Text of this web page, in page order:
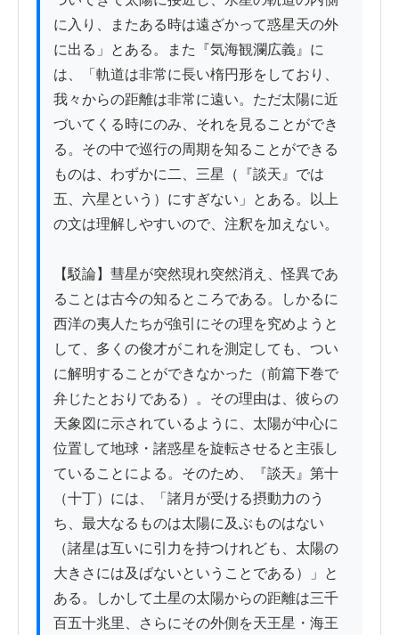
に入り、またある時は遠ざかって惑星天の外
に出る」とある。また『気海観瀾広義』に
は、「軌道は非常に長い楕円形をしており、
我々からの距離は非常に遠い。ただ太陽に近
づいてくる時にのみ、それを見ることができ
る。その中で巡行の周期を知ることができる
ものは、わずかに二、三星（『談天』では
五、六星という）にすぎない」とある。以上
の文は理解しやすいので、注釈を加えない。
【駁論】彗星が突然現れ突然消え、怪異であ
ることは古今の知るところである。しかるに
西洋の夷人たちが強引にその理を究めようと
して、多くの俊才がこれを測定しても、つい
に解明することができなかった（前篇下巻で
弁じたとおりである）。その理由は、彼らの
天象図に示されているように、太陽が中心に
位置して地球・諸惑星を旋転させると主張し
ていることによる。そのため、『談天』第十
（十丁）には、「諸月が受ける摂動力のう
ち、最大なるものは太陽に及ぶものはない
（諸星は互いに引力を持つけれども、太陽の
大きさには及ばないということである）」と
ある。しかして土星の太陽からの距離は三千
百五十兆里、さらにその外側を天王星・海王